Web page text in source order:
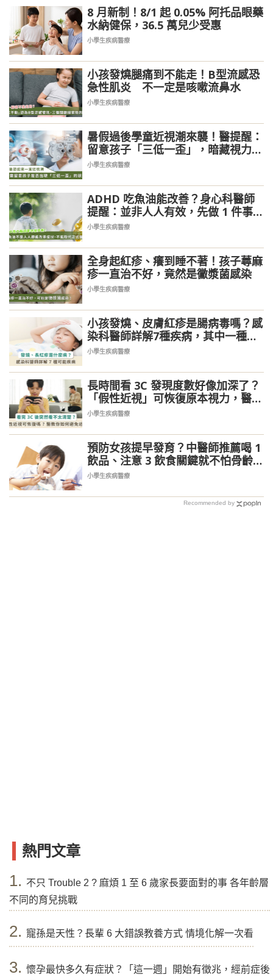
8 月新制！8/1 起 0.05% 阿托品眼藥
水納健保，36.5 萬兒少受惠
小學生疾病醫療
小孩發燒腿痛到不能走！B型流感恐
急性肌炎 不一定是咳嗽流鼻水
小學生疾病醫療
暑假過後學童近視潮來襲！醫提醒：
留意孩子「三低一歪」，暗藏視力警
訊
小學生疾病醫療
ADHD 吃魚油能改善？身心科醫師
提醒：並非人人有效，先做 1 件事確
認
小學生疾病醫療
全身起紅疹、癢到睡不著！孩子蕁麻
疹一直治不好，竟然是黴漿菌感染
小學生疾病醫療
小孩發燒、皮膚紅疹是腸病毒嗎？感
染科醫師詳解7種疾病，其中一種是
癌症
小學生疾病醫療
長時間看 3C 發現度數好像加深了？
「假性近視」可恢復原本視力，醫教
你把握救治黃金期
小學生疾病醫療
預防女孩提早發育？中醫師推薦喝 1
飲品、注意 3 飲食關鍵就不怕骨齡早
熟
小學生疾病醫療
Recommended by
熱門文章
1. 不只 Trouble 2 ? 麻煩 1 至 6 歲家長要面對的事 各年齡層
不同的育兒挑戰
2. 寵孫是天性？長輩 6 大錯誤教養方式 情境化解一次看
3. 懷孕最快多久有症狀？「這一週」開始有徵兆，經前症後